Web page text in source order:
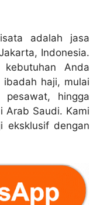
adalah jasa
Indonesia.
Anda
ibadah haji, mulai
hingga
Arab Saudi. Kami
eksklusif dengan